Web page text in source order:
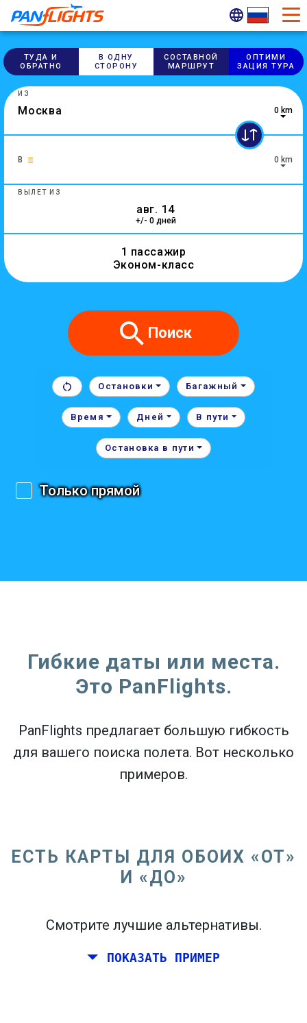
ТУДА И
ОБРАТНО
В ОДНУ
СТОРОНУ
СОСТАВНОЙ
МАРШРУТ
ОПТИМИ​
ЗАЦИЯ ТУРА
5 results are available, use up and down arrow keys to
ИЗ
0 km
В 0 km
ВЫЛЕТ ИЗ
+/- 0 дней
1 пассажир
Эконом-класс
Поиск
Остановки Багажный
Время Дней В пути
Остановка в пути
Только прямой
Гибкие даты или места.
Это PanFlights.
PanFlights предлагает большую гибкость
для вашего поиска полета. Вот несколько
примеров.
ЕСТЬ КАРТЫ ДЛЯ ОБОИХ «ОТ»
И «ДО»
Смотрите лучшие альтернативы.
ПОКАЗАТЬ ПРИМЕР